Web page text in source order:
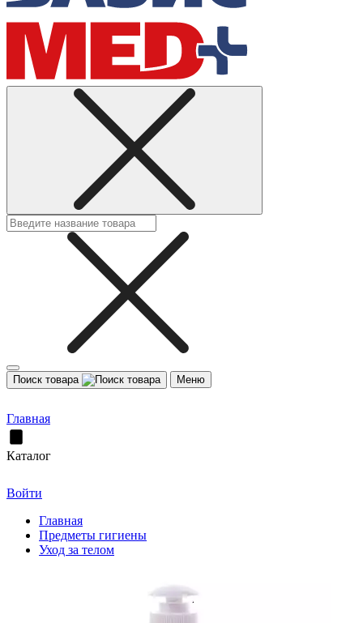
Поиск товара Меню
Главная
Каталог
Войти
Главная
Предметы гигиены
Уход за телом